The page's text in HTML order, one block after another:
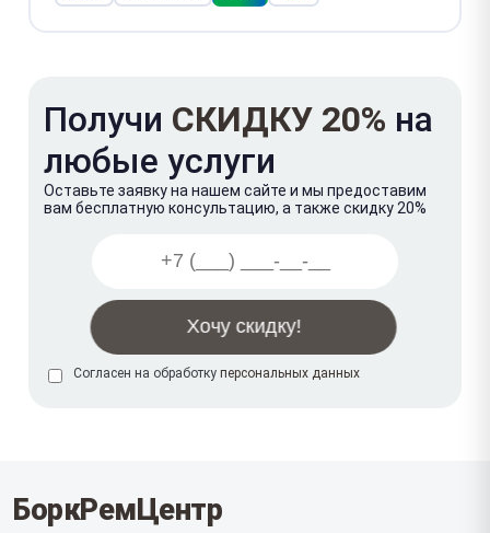
Получи СКИДКУ 20% на
любые услуги
Оставьте заявку на нашем сайте и мы предоставим
вам бесплатную консультацию, а также скидку 20%
Согласен на обработку персональных данных
БоркРемЦентр